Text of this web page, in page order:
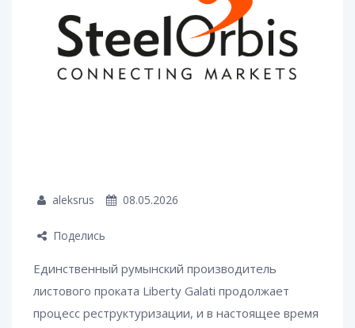
aleksrus 08.05.2026
Поделись
Единственный румынский производитель
листового проката Liberty Galati продолжает
процесс реструктуризации, и в настоящее время